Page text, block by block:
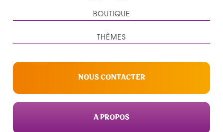
BOUTIQUE
THÈMES
NOUS CONTACTER
A PROPOS